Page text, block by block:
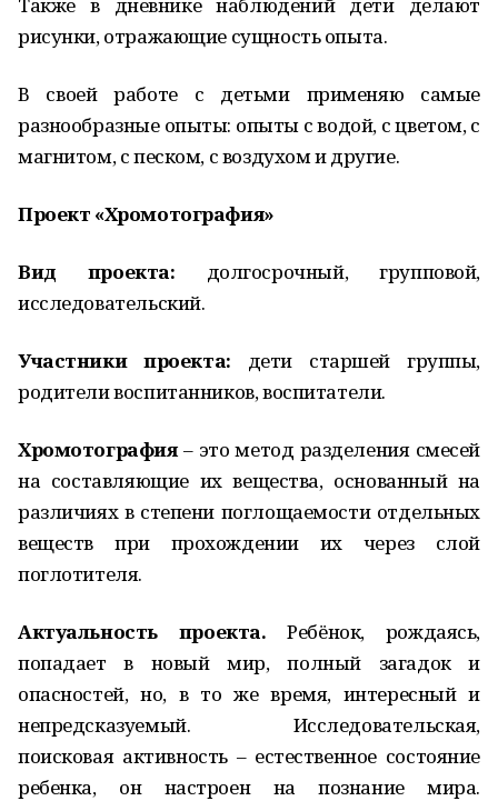
рисунки, отражающие сущность опыта.
В своей работе с детьми применяю самые
разнообразные опыты: опыты с водой, с цветом, с
магнитом, с песком, с воздухом и другие.
Проект «Хромотография»
Вид проекта: долгосрочный, групповой,
исследовательский.
Участники проекта: дети старшей группы,
родители воспитанников, воспитатели.
Хромотография– это метод разделения смесей
на составляющие их вещества, основанный на
различиях в степени поглощаемости отдельных
веществ при прохождении их через слой
поглотителя.
Актуальность проекта. Ребёнок, рождаясь,
попадает в новый мир, полный загадок и
опасностей, но, в то же время, интересный и
непредсказуемый. Исследовательская,
поисковая активность – естественное состояние
ребенка, он настроен на познание мира.